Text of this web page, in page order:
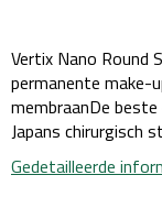
Vertix Nano Round
permanente make-
membraanDe
Japans chirurgisch
Gedetailleerde